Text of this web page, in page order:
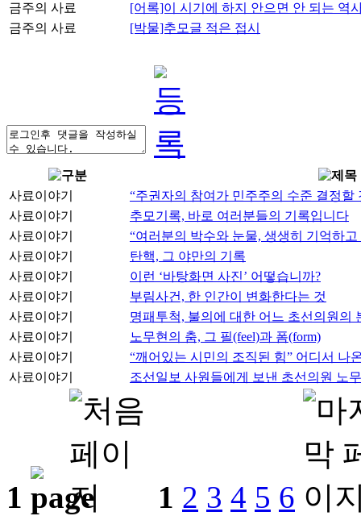
금주의 사료
[어록]이 시기에 하지 안으면 안 되는 역
금주의 사료
[박물]추모글 적은 접시
사료이야기
“주권자의 참여가 민주주의 수준 결정할
사료이야기
추모기록, 바로 여러분들의 기록입니다
사료이야기
“여러분의 박수와 눈물, 생생히 기억하고
사료이야기
탄핵, 그 야만의 기록
사료이야기
이런 ‘바탕화면 사진’ 어떻습니까?
사료이야기
부림사건, 한 인간이 변화한다는 것
사료이야기
명패투척, 불의에 대한 어느 초선의원의
사료이야기
노무현의 춤, 그 필(feel)과 폼(form)
사료이야기
“깨어있는 시민의 조직된 힘” 어디서 나
사료이야기
조선일보 사원들에게 보낸 초선의원 노
1 1 2 3 4 5 6